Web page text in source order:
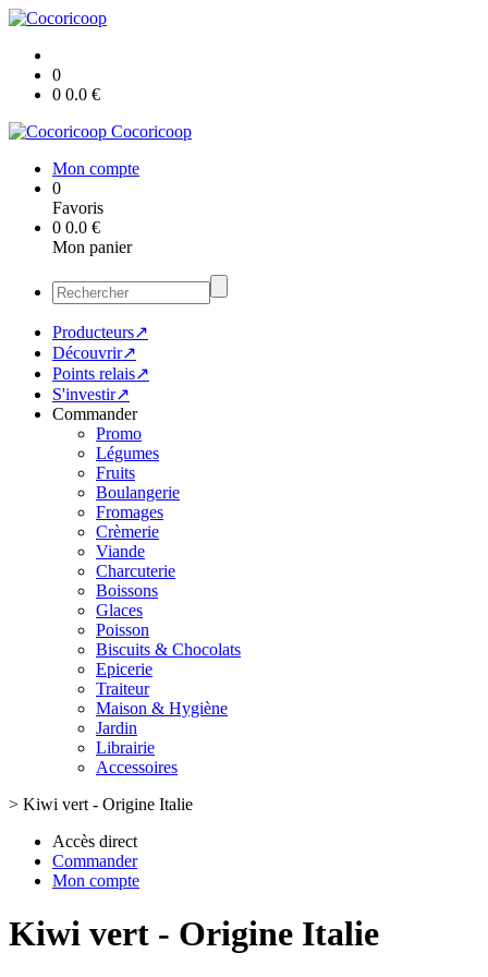
0
0 0.0 €
Cocoricoop
Mon compte
0
Favoris
0 0.0 €
Mon panier
Producteurs↗
Découvrir↗
Points relais↗
S'investir↗
Commander
Promo
Légumes
Fruits
Boulangerie
Fromages
Crèmerie
Viande
Charcuterie
Boissons
Glaces
Poisson
Biscuits & Chocolats
Epicerie
Traiteur
Maison & Hygiène
Jardin
Librairie
Accessoires
> Kiwi vert - Origine Italie
Accès direct
Commander
Mon compte
Kiwi vert - Origine Italie